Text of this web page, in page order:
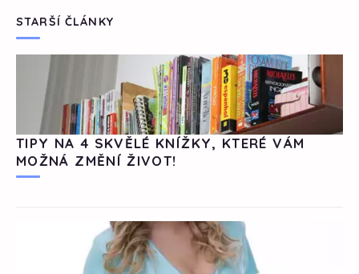
STARŠÍ ČLÁNKY
TIPY NA 4 SKVĚLÉ KNÍŽKY, KTERÉ VÁM
MOŽNÁ ZMĚNÍ ŽIVOT!